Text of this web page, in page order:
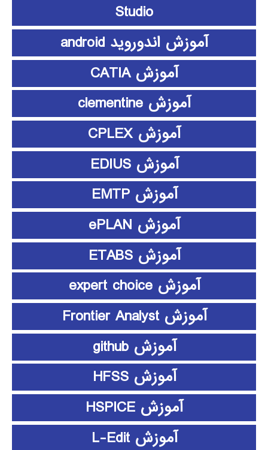
Studio
آموزش اندوروید android
آموزش CATIA
آموزش clementine
آموزش CPLEX
آموزش EDIUS
آموزش EMTP
آموزش ePLAN
آموزش ETABS
آموزش expert choice
آموزش Frontier Analyst
آموزش github
آموزش HFSS
آموزش HSPICE
آموزش L-Edit